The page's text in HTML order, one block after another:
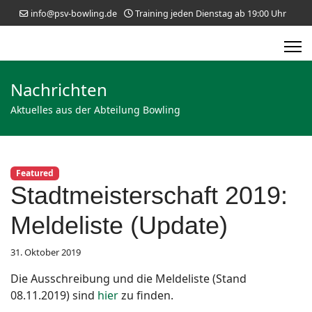
info@psv-bowling.de Training jeden Dienstag ab 19:00 Uhr
Nachrichten
Aktuelles aus der Abteilung Bowling
Featured
Stadtmeisterschaft 2019:
Meldeliste (Update)
31. Oktober 2019
Die Ausschreibung und die Meldeliste (Stand
08.11.2019) sind hierzu finden.